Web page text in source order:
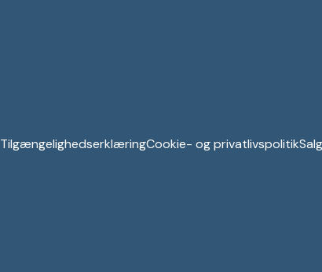
TilgængelighedserklæringCookie- og privatlivspolitik